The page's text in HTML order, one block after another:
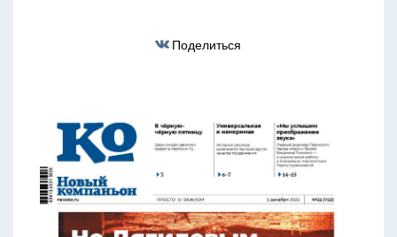
Поделиться